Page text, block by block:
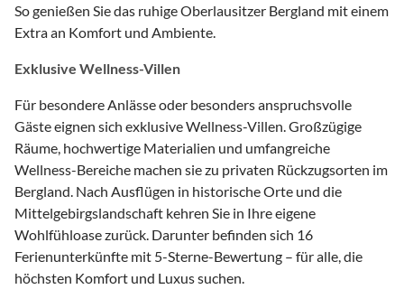
So genießen Sie das ruhige Oberlausitzer Bergland mit einem
Extra an Komfort und Ambiente.
Exklusive Wellness-Villen
Für besondere Anlässe oder besonders anspruchsvolle
Gäste eignen sich exklusive Wellness-Villen. Großzügige
Räume, hochwertige Materialien und umfangreiche
Wellness-Bereiche machen sie zu privaten Rückzugsorten im
Bergland. Nach Ausflügen in historische Orte und die
Mittelgebirgslandschaft kehren Sie in Ihre eigene
Wohlfühloase zurück. Darunter befinden sich 16
Ferienunterkünfte mit 5-Sterne-Bewertung – für alle, die
höchsten Komfort und Luxus suchen.